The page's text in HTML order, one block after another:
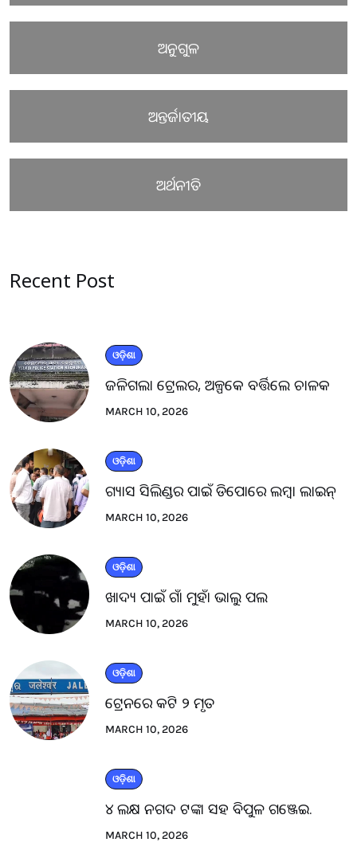
ଅନୁଗୁଳ
ଅନ୍ତର୍ଜାତୀୟ
ଅର୍ଥନୀତି
Recent Post
ଓଡ଼ିଶା
ଜଳିଗଲା ଟ୍ରେଲର, ଅଳ୍ପକେ ବର୍ତ୍ତିଲେ ଚାଳକ
MARCH 10, 2026
ଓଡ଼ିଶା
ଗ୍ୟାସ ସିଲିଣ୍ଡର ପାଇଁ ଡିପୋରେ ଲମ୍ବା ଲାଇନ୍
MARCH 10, 2026
ଓଡ଼ିଶା
ଖାଦ୍ୟ ପାଇଁ ଗାଁ ମୁହାଁ ଭାଲୁ ପଲ
MARCH 10, 2026
ଓଡ଼ିଶା
ଟ୍ରେନରେ କଟି ୨ ମୃତ
MARCH 10, 2026
ଓଡ଼ିଶା
୪ ଲକ୍ଷ ନଗଦ ଟଙ୍କା ସହ ବିପୁଳ ଗଞ୍ଜେଇ.
MARCH 10, 2026